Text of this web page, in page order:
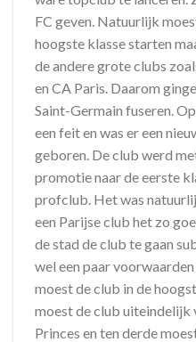
FC geven. Natuurlijk
hoogste klasse starten
de andere grote clubs
en CA Paris. Daarom
Saint-Germain fuseren.
een feit en was er een
geboren. De club werd
promotie naar de eerste
profclub. Het was
een Parijse club het zo
de stad de club te gaan
wel een paar
moest de club in de
moest de club uiteindelijk
Princes en ten derde